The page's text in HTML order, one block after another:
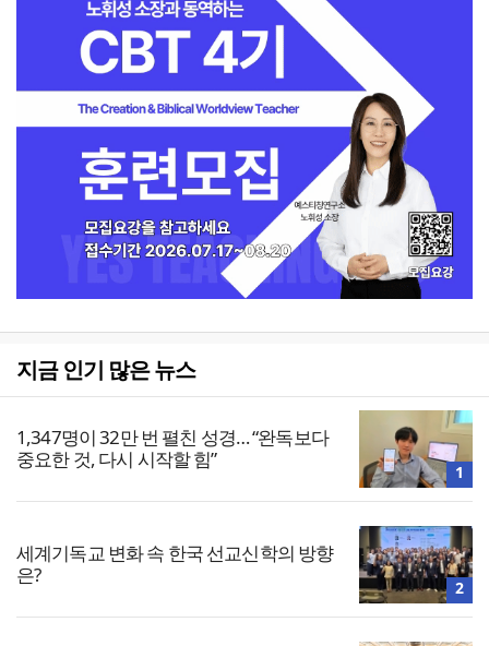
지금 인기 많은 뉴스
1,347명이 32만 번 펼친 성경… “완독보다
중요한 것, 다시 시작할 힘”
1
세계기독교 변화 속 한국 선교신학의 방향
은?
2